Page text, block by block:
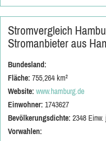
Stromvergleich
Stromanbieter aus
Bundesland:
Fläche: 755,264 km²
Website: www.hamburg.de
Einwohner: 1743627
Bevölkerungsdichte: 2348 Einw.
Vorwahlen: